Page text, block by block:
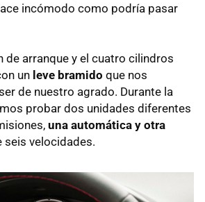
incómodo como podría pasar
de arranque y el cuatro cilindros
un leve bramido que nos
de nuestro agrado. Durante la
probar dos unidades diferentes
una automática y otra
seis velocidades.